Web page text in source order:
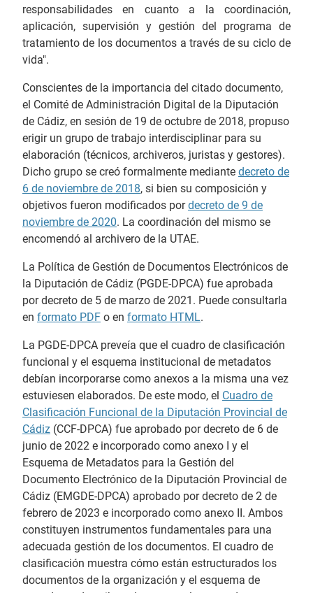
responsabilidades en cuanto a la coordinación,
aplicación, supervisión y gestión del programa de
tratamiento de los documentos a través de su ciclo de
vida".
Conscientes de la importancia del citado documento,
el Comité de Administración Digital de la Diputación
de Cádiz, en sesión de 19 de octubre de 2018, propuso
erigir un grupo de trabajo interdisciplinar para su
elaboración (técnicos, archiveros, juristas y gestores).
Dicho grupo se creó formalmente mediante decreto de
6 de noviembre de 2018, si bien su composición y
objetivos fueron modificados pordecreto de 9 de
noviembre de 2020. La coordinación del mismo se
encomendó al archivero de la UTAE.
La Política de Gestión de Documentos Electrónicos de
la Diputación de Cádiz (PGDE-DPCA) fue aprobada
por decreto de 5 de marzo de 2021. Puede consultarla
en formato PDF o en formato HTML.
La PGDE-DPCA preveía que el cuadro de clasificación
funcional y el esquema institucional de metadatos
debían incorporarse como anexos a la misma una vez
estuviesen elaborados. De este modo, el Cuadro de
Clasificación Funcional de la Diputación Provincial de
Cádiz (CCF-DPCA) fue aprobado por decreto de 6 de
junio de 2022 e incorporado como anexo I y el
Esquema de Metadatos para la Gestión del
Documento Electrónico de la Diputación Provincial de
Cádiz (EMGDE-DPCA) aprobado por decreto de 2 de
febrero de 2023 e incorporado como anexo II. Ambos
constituyen instrumentos fundamentales para una
adecuada gestión de los documentos. El cuadro de
clasificación muestra cómo están estructurados los
documentos de la organización y el esquema de